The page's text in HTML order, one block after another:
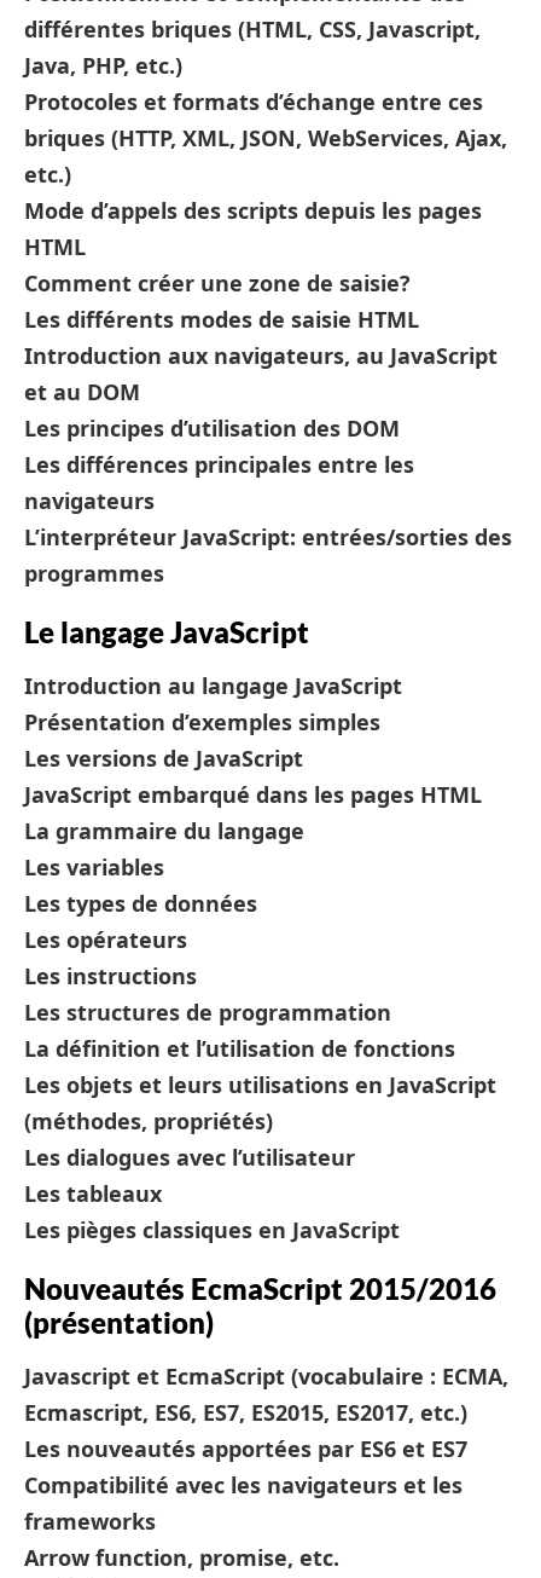
différentes briques (HTML, CSS, Javascript,
Java, PHP, etc.)
Protocoles et formats d’échange entre ces
briques (HTTP, XML, JSON, WebServices, Ajax,
etc.)
Mode d’appels des scripts depuis les pages
HTML
Comment créer une zone de saisie?
Les différents modes de saisie HTML
Introduction aux navigateurs, au JavaScript
et au DOM
Les principes d’utilisation des DOM
Les différences principales entre les
navigateurs
L’interpréteur JavaScript: entrées/sorties des
programmes
Le langage JavaScript
Introduction au langage JavaScript
Présentation d’exemples simples
Les versions de JavaScript
JavaScript embarqué dans les pages HTML
La grammaire du langage
Les variables
Les types de données
Les opérateurs
Les instructions
Les structures de programmation
La définition et l’utilisation de fonctions
Les objets et leurs utilisations en JavaScript
(méthodes, propriétés)
Les dialogues avec l’utilisateur
Les tableaux
Les pièges classiques en JavaScript
Nouveautés EcmaScript 2015/2016
(présentation)
Javascript et EcmaScript (vocabulaire : ECMA,
Ecmascript, ES6, ES7, ES2015, ES2017, etc.)
Les nouveautés apportées par ES6 et ES7
Compatibilité avec les navigateurs et les
frameworks
Arrow function, promise, etc.